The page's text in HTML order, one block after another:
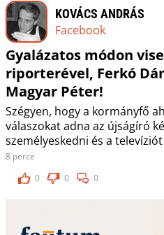
KOVÁCS ANDRÁS
Facebook
Gyalázatos módon
riporterével, Ferkó
Magyar Péter!
Szégyen, hogy a kormányfő
válaszokat adna az újságíró
személyeskedni és a
8 perce
0
0 0